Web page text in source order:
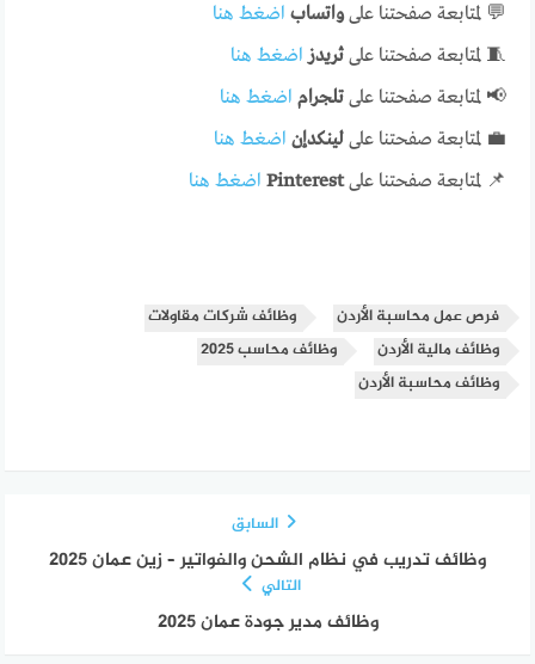
💬 لمتابعة صفحتنا علىواتساب اضغط هنا
🧵 لمتابعة صفحتنا علىثريدز اضغط هنا
📢 لمتابعة صفحتنا علىتلجرام اضغط هنا
💼 لمتابعة صفحتنا علىلينكدإن اضغط هنا
📌 لمتابعة صفحتنا علىPinterest اضغط هنا
فرص عمل محاسبة الأردن
وظائف شركات مقاولات
وظائف مالية الأردن
وظائف محاسب 2025
وظائف محاسبة الأردن
السابق
وظائف تدريب في نظام الشحن والفواتير – زين عمان 2025
التالي
وظائف مدير جودة عمان 2025